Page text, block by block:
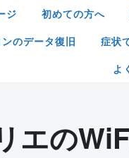
ジ 初めての方へ
のデータ復旧
症状
よ
エの